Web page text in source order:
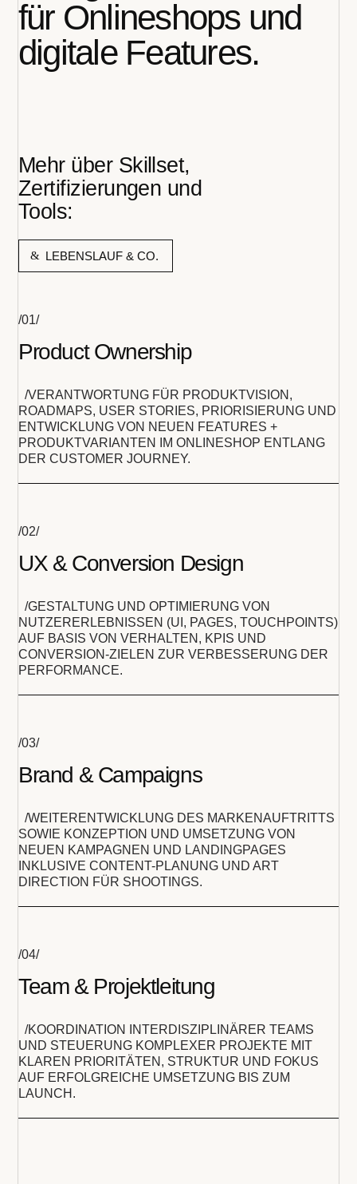
für Onlineshops und
digitale Features.
Mehr über Skillset,
Zertifizierungen und
Tools:
LEBENSLAUF & CO.
/01/
Product Ownership
/VERANTWORTUNG FÜR PRODUKTVISION,
ROADMAPS, USER STORIES, PRIORISIERUNG UND
ENTWICKLUNG VON NEUEN FEATURES +
PRODUKTVARIANTEN IM ONLINESHOP ENTLANG
DER CUSTOMER JOURNEY.
/02/
UX & Conversion Design
/GESTALTUNG UND OPTIMIERUNG VON
NUTZERERLEBNISSEN (UI, PAGES, TOUCHPOINTS)
AUF BASIS VON VERHALTEN, KPIS UND
CONVERSION-ZIELEN ZUR VERBESSERUNG DER
PERFORMANCE.
/03/
Brand & Campaigns
/WEITERENTWICKLUNG DES MARKENAUFTRITTS
SOWIE KONZEPTION UND UMSETZUNG VON
NEUEN KAMPAGNEN UND LANDINGPAGES
INKLUSIVE CONTENT-PLANUNG UND ART
DIRECTION FÜR SHOOTINGS.
/04/
Team & Projektleitung
/KOORDINATION INTERDISZIPLINÄRER TEAMS
UND STEUERUNG KOMPLEXER PROJEKTE MIT
KLAREN PRIORITÄTEN, STRUKTUR UND FOKUS
AUF ERFOLGREICHE UMSETZUNG BIS ZUM
LAUNCH.